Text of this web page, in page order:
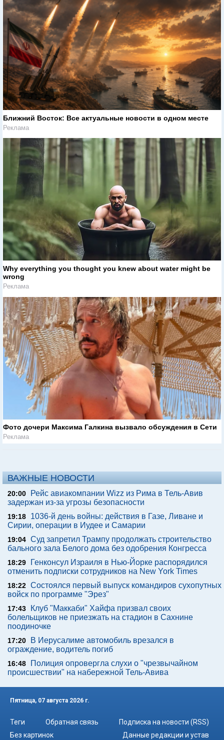
Ближний Восток: Все актуальные новости в одном месте
Реклама
Why everything you thought you knew about water might be
wrong
Реклама
Фото дочери Максима Галкина вызвало обсуждения в Сети
Реклама
ВАЖНЫЕ НОВОСТИ
20:00
Рейс авиакомпании Wizz из Рима в Тель-Авив
задержан из-за угрозы безопасности
19:18
1036-й день войны: действия в Газе, Ливане и
Сирии, операции в Иудее и Самарии
19:04 Суд запретил Трампу продолжать строительство
бального зала Белого дома без одобрения Конгресса
18:29
Генконсул Израиля в Нью-Йорке распорядился
отменить подписки сотрудников на New York Times
18:22 Состоялся первый выпуск командиров сухопутных
войск по программе "Эрез"
17:43
Клуб "Маккаби" Хайфа призвал своих
болельщиков не приезжать на стадион в Сахнине
поодиночке
17:20
В Иерусалиме автомобиль врезался в
ограждение, водитель погиб
16:48
Полиция опровергла слухи о "чрезвычайном
происшествии" на набережной Тель-Авива
Пятница, 07 августа 2026 г.
Теги Обратная связь
Подписка на новости (RSS)
Без картинок
Данные редакции и устав